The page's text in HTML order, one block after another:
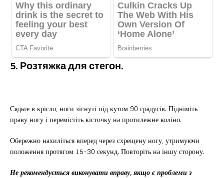
5. Розтяжка для стегон.
Сядьте в крісло, ноги зігнуті під кутом 90 градусів. Підніміть
праву ногу і перемістіть кісточку на протилежне коліно.
Обережно нахиліться вперед через схрещену ногу, утримуючи
положення протягом 15-30 секунд. Повторіть на іншу сторону.
Не рекомендується виконувати вправу, якщо є проблеми з